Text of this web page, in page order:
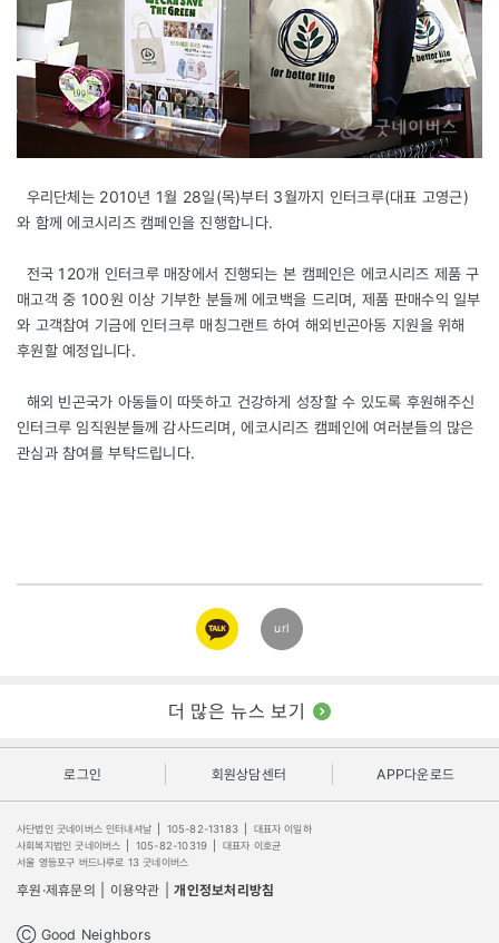
우리단체는 2010년 1월 28일(목)부터 3월까지 인터크루(대표 고영근)
와 함께 에코시리즈 캠페인을 진행합니다.
전국 120개 인터크루 매장에서 진행되는 본 캠페인은 에코시리즈 제품 구
매고객 중 100원 이상 기부한 분들께 에코백을 드리며, 제품 판매수익 일부
와 고객참여 기금에 인터크루 매칭그랜트 하여 해외빈곤아동 지원을 위해
후원할 예정입니다.
해외 빈곤국가 아동들이 따뜻하고 건강하게 성장할 수 있도록 후원해주신
인터크루 임직원분들께 감사드리며, 에코시리즈 캠페인에 여러분들의 많은
관심과 참여를 부탁드립니다.
카카오
링크
url
더 많은 뉴스 보기
로그인 회원상담센터 APP다운로드
사단법인 굿네이버스 인터내셔날 105-82-13183
대표자 이일하
사회복지법인 굿네이버스
105-82-10319
대표자 이호균
서울 영등포구 버드나루로 13 굿네이버스
후원·제휴문의 이용약관 개인정보처리방침
Ⓒ Good Neighbors